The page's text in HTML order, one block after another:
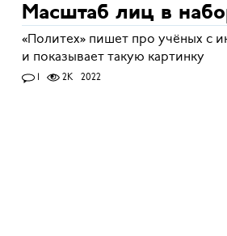
Масштаб лиц в
«Политех» пишет про учёных с
и показывает такую картинку
1 2K 2022